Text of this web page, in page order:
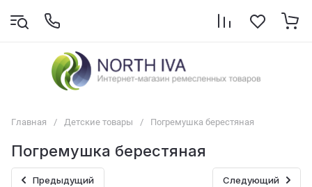
Главная / Детские товары / Погремушка берестяная
Погремушка берестяная
Предыдущий Следующий